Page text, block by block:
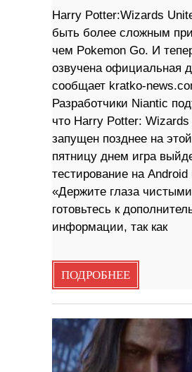
Harry Potter:Wizards
быть более сложным
чем Pokemon Go. И
озвучена официальная
сообщает kratko-
Разработчики Niantic
что Harry Potter: Wizards
запущен позднее на
пятницу днем игра
тестирование на Android
«Держите глаза
готовьтесь к
информации, так как
ПОДРОБНЕЕ